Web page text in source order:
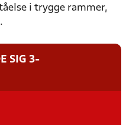
i trygge rammer,
SIG 3-